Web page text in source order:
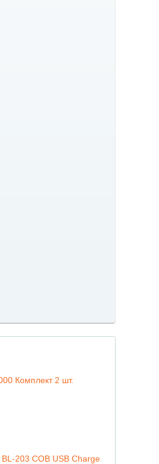
Комплект 2 шт.
BL-203 COB USB Charge